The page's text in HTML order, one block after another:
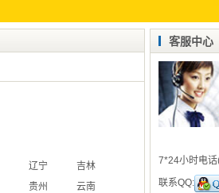
辽宁
吉林
贵州
云南
客服中心
7*24小时电话
联系QQ: